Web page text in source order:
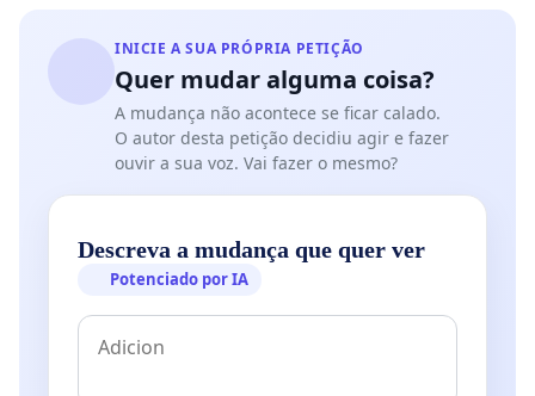
INICIE A SUA PRÓPRIA PETIÇÃO
Quer mudar alguma coisa?
A mudança não acontece se ficar calado.
O autor desta petição decidiu agir e fazer
ouvir a sua voz. Vai fazer o mesmo?
Descreva a mudança que quer ver
Potenciado por IA